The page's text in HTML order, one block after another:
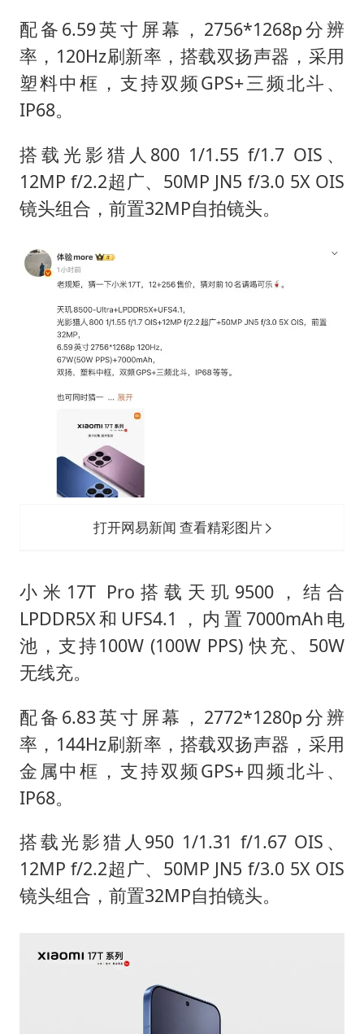
配备6.59英寸屏幕，2756*1268p分辨
率，120Hz刷新率，搭载双扬声器，采用
塑料中框，支持双频GPS+三频北斗、
IP68。
搭载光影猎人800 1/1.55 f/1.7 OIS、
12MP f/2.2超广、50MP JN5 f/3.0 5X OIS
镜头组合，前置32MP自拍镜头。
打开网易新闻 查看精彩图片
小米17T Pro搭载天玑9500，结合
LPDDR5X和UFS4.1，内置7000mAh电
池，支持100W (100W PPS) 快充、50W
无线充。
配备6.83英寸屏幕，2772*1280p分辨
率，144Hz刷新率，搭载双扬声器，采用
金属中框，支持双频GPS+四频北斗、
IP68。
搭载光影猎人950 1/1.31 f/1.67 OIS、
12MP f/2.2超广、50MP JN5 f/3.0 5X OIS
镜头组合，前置32MP自拍镜头。